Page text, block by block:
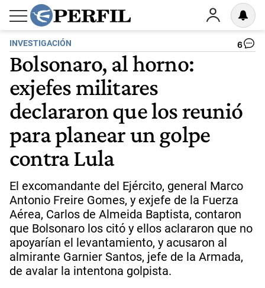
INVESTIGACIÓN 6
Bolsonaro, al horno:
exjefes militares
declararon que los reunió
para planear un golpe
contra Lula
El excomandante del Ejército, general Marco
Antonio Freire Gomes, y exjefe de la Fuerza
Aérea, Carlos de Almeida Baptista, contaron
que Bolsonaro los citó y ellos aclararon que no
apoyarían el levantamiento, y acusaron al
almirante Garnier Santos, jefe de la Armada,
de avalar la intentona golpista.